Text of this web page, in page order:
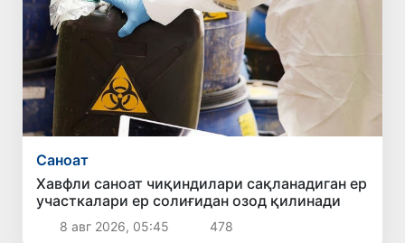
Саноат
Хавфли саноат чиқиндилари сақланадиган ер
участкалари ер солиғидан озод қилинади
8 авг 2026, 05:45 478